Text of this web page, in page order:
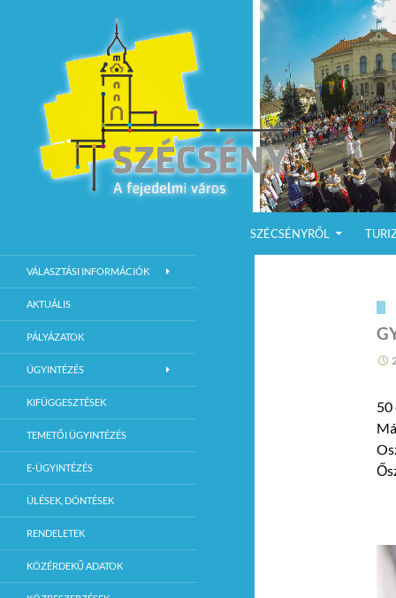
SZÉCSÉNYRŐL
50
Szécsény Város Hivatalos Weboldala
VÁLASZTÁSI INFORMÁCIÓK
AKTUÁLIS
PÁLYÁZATOK
ÜGYINTÉZÉS
KIFÜGGESZTÉSEK
TEMETŐI ÜGYINTÉZÉS
E-ÜGYINTÉZÉS
ÜLÉSEK, DÖNTÉSEK
RENDELETEK
KÖZÉRDEKŰ ADATOK